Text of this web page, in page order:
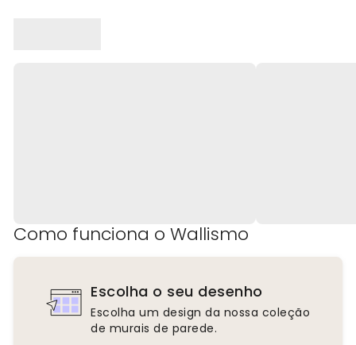
Como funciona o Wallismo
Escolha o seu desenho
Escolha um design da nossa coleção
de murais de parede.